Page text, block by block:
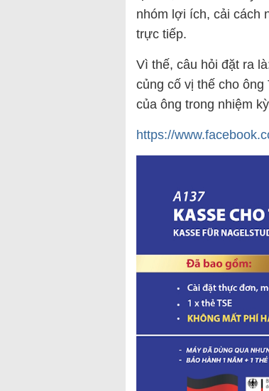
nhóm lợi ích, cải cách
trực tiếp.
Vì thế, câu hỏi đặt ra
củng cố vị thế cho
của ông trong nhiệm
https://